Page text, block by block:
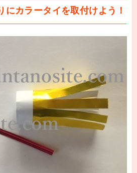
にカラータイを取付けよう！